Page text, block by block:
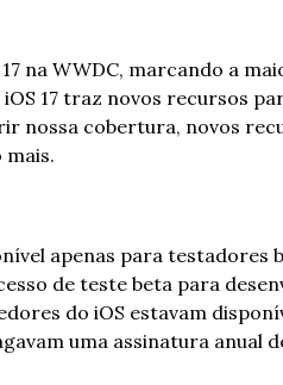
na WWDC, marcando a
17 traz novos recursos
nossa cobertura, novos
mais.
apenas para testadores
de teste beta para
do iOS estavam
uma assinatura anual